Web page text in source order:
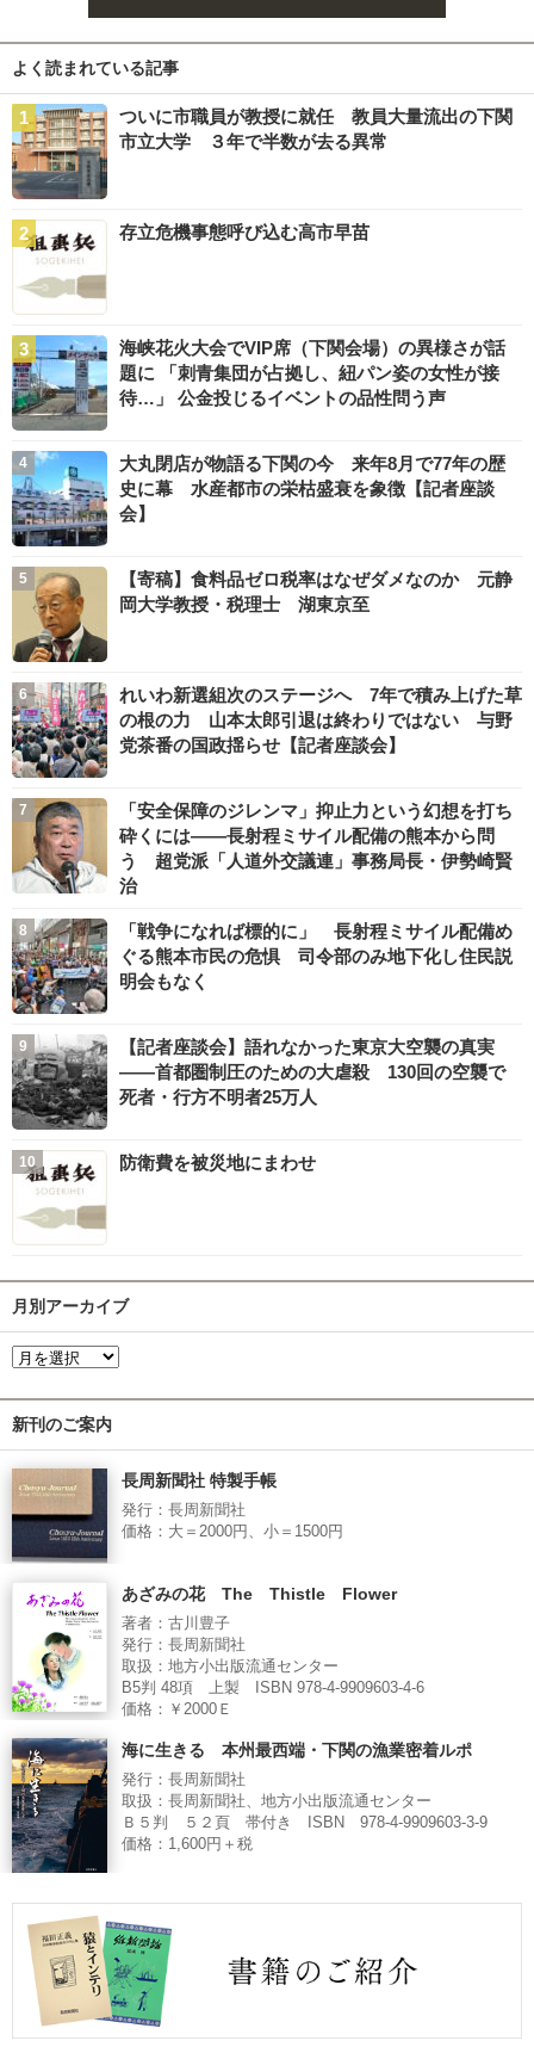
よく読まれている記事
ついに市職員が教授に就任 教員大量流出の下関
市立大学 ３年で半数が去る異常
存立危機事態呼び込む高市早苗
海峡花火大会でVIP席（下関会場）の異様さが話
題に 「刺青集団が占拠し、紐パン姿の女性が接
待…」 公金投じるイベントの品性問う声
大丸閉店が物語る下関の今 来年8月で77年の歴
史に幕 水産都市の栄枯盛衰を象徴【記者座談
会】
【寄稿】食料品ゼロ税率はなぜダメなのか 元静
岡大学教授・税理士 湖東京至
れいわ新選組次のステージへ 7年で積み上げた草
の根の力 山本太郎引退は終わりではない 与野
党茶番の国政揺らせ【記者座談会】
「安全保障のジレンマ」抑止力という幻想を打ち
砕くには――長射程ミサイル配備の熊本から問
う 超党派「人道外交議連」事務局長・伊勢崎賢
治
「戦争になれば標的に」 長射程ミサイル配備め
ぐる熊本市民の危惧 司令部のみ地下化し住民説
明会もなく
【記者座談会】語れなかった東京大空襲の真実
――首都圏制圧のための大虐殺 130回の空襲で
死者・行方不明者25万人
防衛費を被災地にまわせ
月別アーカイブ
新刊のご案内
長周新聞社 特製手帳
発行：長周新聞社
価格：大＝2000円、小＝1500円
あざみの花 The Thistle Flower
著者：古川豊子
発行：長周新聞社
取扱：地方小出版流通センター
B5判 48項 上製 ISBN 978-4-9909603-4-6
価格：￥2000Ｅ
海に生きる 本州最西端・下関の漁業密着ルポ
発行：長周新聞社
取扱：長周新聞社、地方小出版流通センター
Ｂ５判 ５２頁 帯付き ISBN 978-4-9909603-3-9
価格：1,600円＋税